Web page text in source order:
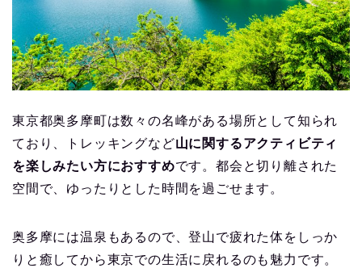
東京都奥多摩町は数々の名峰がある場所として知られ
ており、トレッキングなど山に関するアクティビティ
を楽しみたい方におすすめです。都会と切り離された
空間で、ゆったりとした時間を過ごせます。
奥多摩には温泉もあるので、登山で疲れた体をしっか
りと癒してから東京での生活に戻れるのも魅力です。